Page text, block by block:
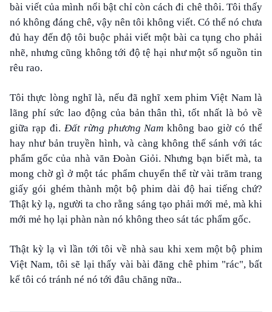
bài viết của mình nổi bật chỉ còn cách đi chê thôi. Tôi thấy
nó không đáng chê, vậy nên tôi không viết. Có thể nó chưa
đủ hay đến độ tôi buộc phải viết một bài ca tụng cho phải
nhẽ, nhưng cũng không tới độ tệ hại như một số nguồn tin
rêu rao.
Tôi thực lòng nghĩ là, nếu đã nghĩ xem phim Việt Nam là
lãng phí sức lao động của bản thân thì, tốt nhất là bỏ về
giữa rạp đi. Đất rừng phương Nam không bao giờ có thể
hay như bản truyền hình, và càng không thể sánh với tác
phẩm gốc của nhà văn Đoàn Giỏi. Nhưng bạn biết mà, ta
mong chờ gì ở một tác phẩm chuyển thể từ vài trăm trang
giấy gói ghém thành một bộ phim dài độ hai tiếng chứ?
Thật kỳ lạ, người ta cho rằng sáng tạo phải mới mẻ, mà khi
mới mẻ họ lại phàn nàn nó không theo sát tác phẩm gốc.
Thật kỳ lạ vì lần tới tôi về nhà sau khi xem một bộ phim
Việt Nam, tôi sẽ lại thấy vài bài đăng chê phim "rác", bất
kể tôi có tránh né nó tới đâu chăng nữa..